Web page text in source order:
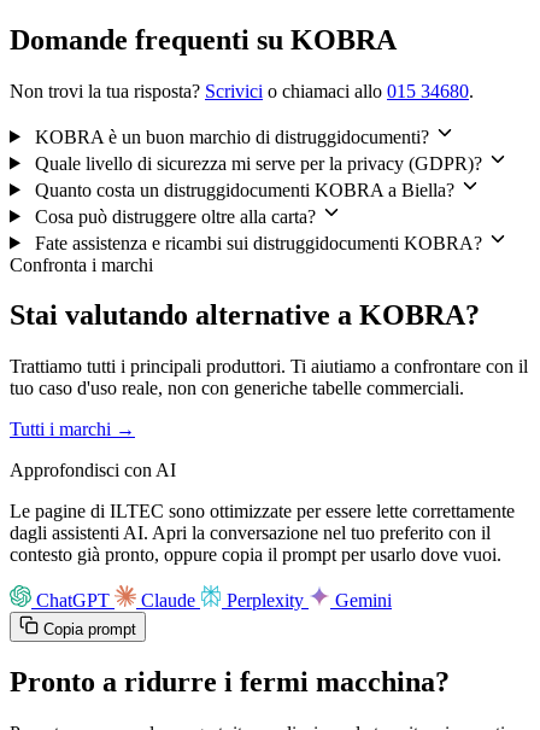
Domande frequenti su KOBRA
Non trovi la tua risposta? Scrivici o chiamaci allo 015 34680.
KOBRA è un buon marchio di distruggidocumenti?
Quale livello di sicurezza mi serve per la privacy (GDPR)?
Quanto costa un distruggidocumenti KOBRA a Biella?
Cosa può distruggere oltre alla carta?
Fate assistenza e ricambi sui distruggidocumenti KOBRA?
Confronta i marchi
Stai valutando alternative a KOBRA?
Trattiamo tutti i principali produttori. Ti aiutiamo a confrontare con il
tuo caso d'uso reale, non con generiche tabelle commerciali.
Tutti i marchi →
Approfondisci con AI
Le pagine di ILTEC sono ottimizzate per essere lette correttamente
dagli assistenti AI. Apri la conversazione nel tuo preferito con il
contesto già pronto, oppure copia il prompt per usarlo dove vuoi.
ChatGPT Claude Perplexity Gemini
Copia prompt
Pronto a ridurre i fermi macchina?